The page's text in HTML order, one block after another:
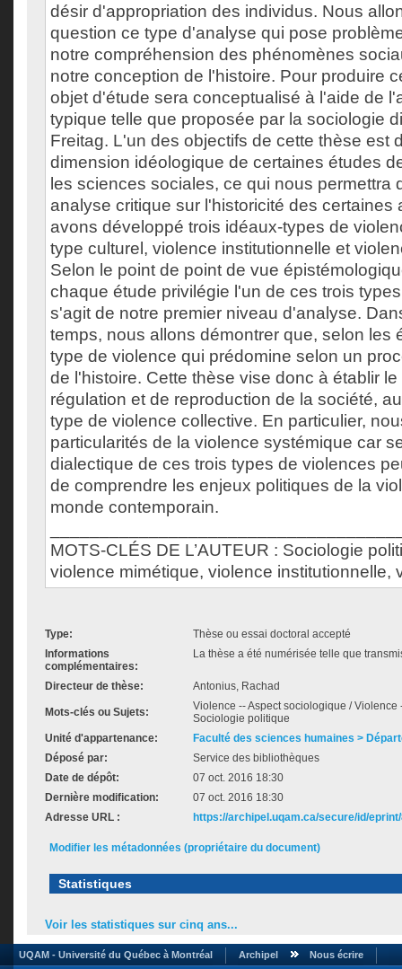
désir d'appropriation des individus. Nous
question ce type d'analyse qui pose
notre compréhension des phénomènes
notre conception de l'histoire. Pour produire
objet d'étude sera conceptualisé à l'aide de
typique telle que proposée par la sociologie
Freitag. L'un des objectifs de cette thèse est
dimension idéologique de certaines études
les sciences sociales, ce qui nous permettra
analyse critique sur l'historicité des certaines
avons développé trois idéaux-types de
type culturel, violence institutionnelle et
Selon le point de point de vue
chaque étude privilégie l'un de ces trois
s'agit de notre premier niveau d'analyse.
temps, nous allons démontrer que, selon les
type de violence qui prédomine selon un
de l'histoire. Cette thèse vise donc à établir
régulation et de reproduction de la société,
type de violence collective. En particulier,
particularités de la violence systémique car
dialectique de ces trois types de violences
de comprendre les enjeux politiques de la
monde contemporain.
MOTS-CLÉS DE L’AUTEUR : Sociologie
violence mimétique, violence institutionnelle,
Type:
Thèse ou essai doctoral accepté
Informations
complémentaires:
La thèse a été numérisée telle que
Directeur de thèse: Antonius, Rachad
Mots-clés ou Sujets:
Violence -- Aspect sociologique / Violence
Sociologie politique
Unité d'appartenance:
Faculté des sciences humaines >
Déposé par:
Service des bibliothèques
Date de dépôt:
07 oct. 2016 18:30
Dernière modification:
07 oct. 2016 18:30
Adresse URL :
https://archipel.uqam.ca/secure/id/
Modifier les métadonnées (propriétaire du document)
Statistiques
Voir les statistiques sur cinq ans...
UQAM - Université du Québec à Montréal Archipel Nous écrire